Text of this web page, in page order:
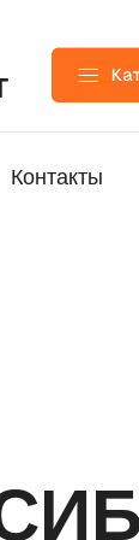
Контакты